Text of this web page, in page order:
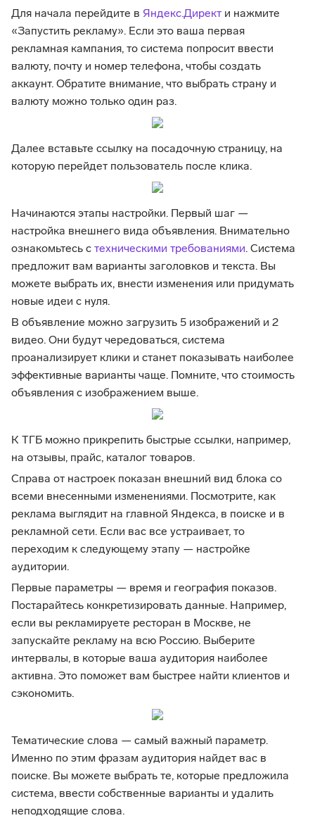
Для начала перейдите в Яндекс.Директ и нажмите
«Запустить рекламу». Если это ваша первая
рекламная кампания, то система попросит ввести
валюту, почту и номер телефона, чтобы создать
аккаунт. Обратите внимание, что выбрать страну и
валюту можно только один раз.
Далее вставьте ссылку на посадочную страницу, на
которую перейдет пользователь после клика.
Начинаются этапы настройки. Первый шаг —
настройка внешнего вида объявления. Внимательно
ознакомьтесь с техническими требованиями. Система
предложит вам варианты заголовков и текста. Вы
можете выбрать их, внести изменения или придумать
новые идеи с нуля.
В объявление можно загрузить 5 изображений и 2
видео. Они будут чередоваться, система
проанализирует клики и станет показывать наиболее
эффективные варианты чаще. Помните, что стоимость
объявления с изображением выше.
К ТГБ можно прикрепить быстрые ссылки, например,
на отзывы, прайс, каталог товаров.
Справа от настроек показан внешний вид блока со
всеми внесенными изменениями. Посмотрите, как
реклама выглядит на главной Яндекса, в поиске и в
рекламной сети. Если вас все устраивает, то
переходим к следующему этапу — настройке
аудитории.
Первые параметры — время и география показов.
Постарайтесь конкретизировать данные. Например,
если вы рекламируете ресторан в Москве, не
запускайте рекламу на всю Россию. Выберите
интервалы, в которые ваша аудитория наиболее
активна. Это поможет вам быстрее найти клиентов и
сэкономить.
Тематические слова — самый важный параметр.
Именно по этим фразам аудитория найдет вас в
поиске. Вы можете выбрать те, которые предложила
система, ввести собственные варианты и удалить
неподходящие слова.